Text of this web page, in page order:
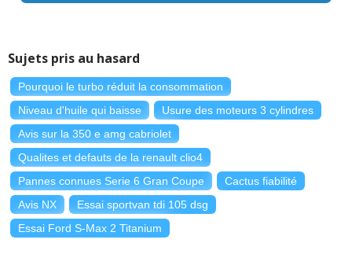
Sujets pris au hasard
Pourquoi le turbo réduit la consommation
Niveau d'huile qui baisse
Usure des moteurs 3 cylindres
Avis sur la 350 e amg cabriolet
Qualites et defauts de la renault clio4
Pannes connues Serie 6 Gran Coupe
Cactus fiabilité
Avis NX
Essai sportvan tdi 105 dsg
Essai Ford S-Max 2 Titanium